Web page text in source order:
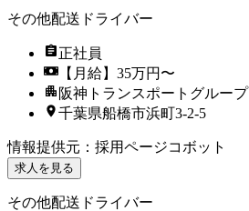
その他配送ドライバー
正社員
【月給】35万円〜
阪神トランスポートグループ
千葉県船橋市浜町3-2-5
情報提供元 ： 採用ページコボット
求人を見る
その他配送ドライバー